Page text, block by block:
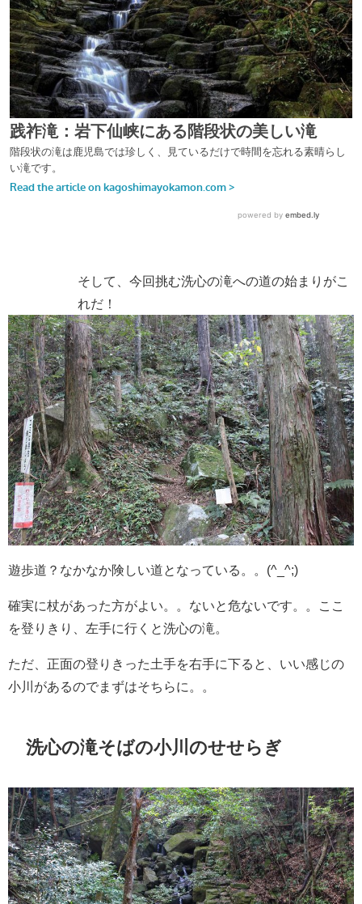
そして、今回挑む洗心の滝への道の始まりがこ
れだ！
遊歩道？なかなか険しい道となっている。。(^_^;)
確実に杖があった方がよい。。ないと危ないです。。ここ
を登りきり、左手に行くと洗心の滝。
ただ、正面の登りきった土手を右手に下ると、いい感じの
小川があるのでまずはそちらに。。
洗心の滝そばの小川のせせらぎ